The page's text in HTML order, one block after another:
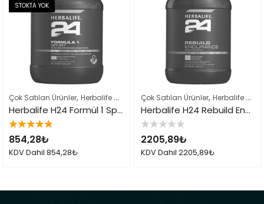
STOKTA YOK
Çok Satılan Ürünler, Herbalife Sporcu Ürünleri ,Herbalife Ürün Listesi
Herbalife H24 Formül 1 Sport
5 üzerinden
5.00oy aldı
854,28₺
KDV Dahil 854,28₺
Çok Satılan Ürünler, Herbalife Sporcu Ürünleri
Herbalife H24 Rebuild Endurance
5
üzerinden
0
oy
2205,89₺
KDV Dahil 2205,89₺